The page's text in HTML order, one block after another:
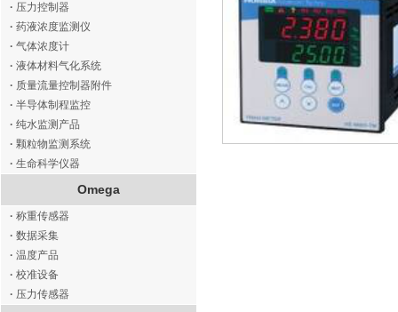
· 压力控制器
· 药液浓度监测仪
· 气体浓度计
· 液体材料气化系统
· 质量流量控制器附件
· 半导体制程监控
· 纯水监测产品
· 颗粒物监测系统
· 生命科学仪器
Omega
· 称重传感器
· 数据采集
· 温度产品
· 校准设备
· 压力传感器